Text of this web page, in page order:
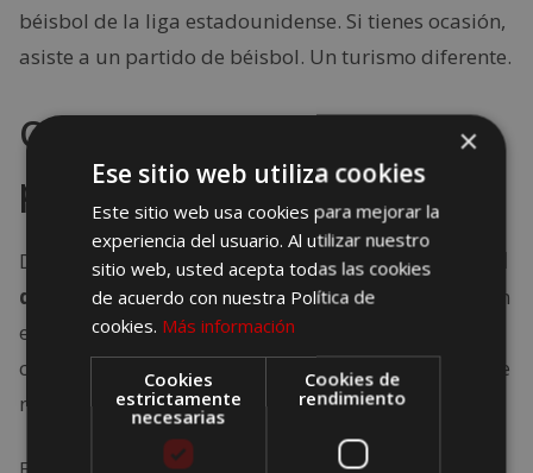
béisbol de la liga estadounidense. Si tienes ocasión,
asiste a un partido de béisbol. Un turismo diferente.
Oklahoma, la tierra de los
pieles rojas
Desde St. Louis a Tulsa se recorre eltramo más fiel
del trazado original de la Ruta 66. De hecho, ya en
el estado de Kansas, puedes hacerte fotos con los
coches de la película Cars, que han popularizado de
nuevo la Ruta 66.
×
Ese sitio web utiliza cookies
Este sitio web usa cookies para mejorar la
experiencia del usuario. Al utilizar nuestro
sitio web, usted acepta todas las cookies
de acuerdo con nuestra Política de
cookies. Más información
Cookies
estrictamente
necesarias
Cookies de
rendimiento